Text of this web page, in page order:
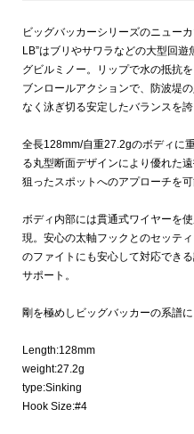
ビッグバッカーシリーズのニュー
LB”はブリやサワラなどの大型回
グビルミノー。リップで水の抵抗
ブンロールアクションで、防波堤
なく泳ぎ切る安定したバランスを誇
全長128mm/自重27.2gのボディに
る丸型断面デザインにより優れた
狙ったスポットへのアプローチを可
ボディ内部には貫通式ワイヤーを
現。安心の太軸フックとのセッテ
のファイトにも安心して対応でき
サポート。
剛を極めしビッグバッカーの系譜
Length:128mm
weight:27.2g
type:Sinking
Hook Size:#4